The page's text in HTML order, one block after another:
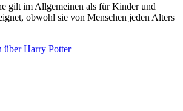
gilt im Allgemeinen als für Kinder und
obwohl sie von Menschen jeden Alters
über Harry Potter